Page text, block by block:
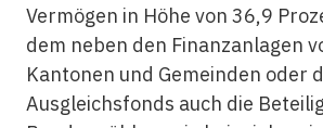
Vermögen in Höhe von 36,9
dem neben den Finanzanlagen
Kantonen und Gemeinden oder
Ausgleichsfonds auch die